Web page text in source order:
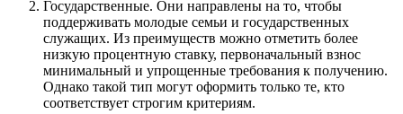
Государственные. Они направлены на то, чтобы
поддерживать молодые семьи и государственных
служащих. Из преимуществ можно отметить более
низкую процентную ставку, первоначальный взнос
минимальный и упрощенные требования к получению.
Однако такой тип могут оформить только те, кто
соответствует строгим критериям.